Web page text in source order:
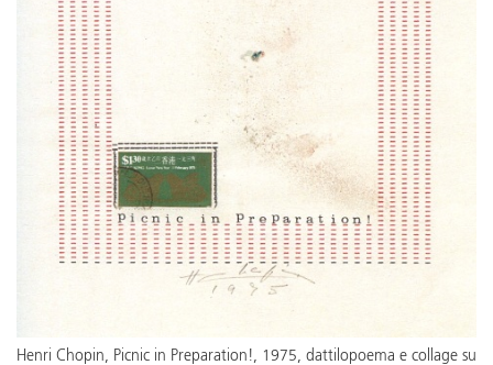
Henri Chopin, Picnic in Preparation!, 1975, dattilopoema e collage su